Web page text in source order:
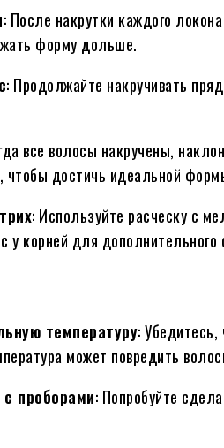
: После накрутки каждого
форму дольше.
: Продолжайте накручивать
все волосы накручены,
чтобы достичь идеальной
: Используйте расческу с
у корней для дополнительного
температуру:
может повредить
проборами: Попробуйте